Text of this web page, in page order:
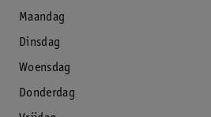
Maandag
Dinsdag
Woensdag
Donderdag